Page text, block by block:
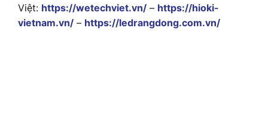
Việt: https://wetechviet.vn/ – https://hioki-
vietnam.vn/ – https://ledrangdong.com.vn/